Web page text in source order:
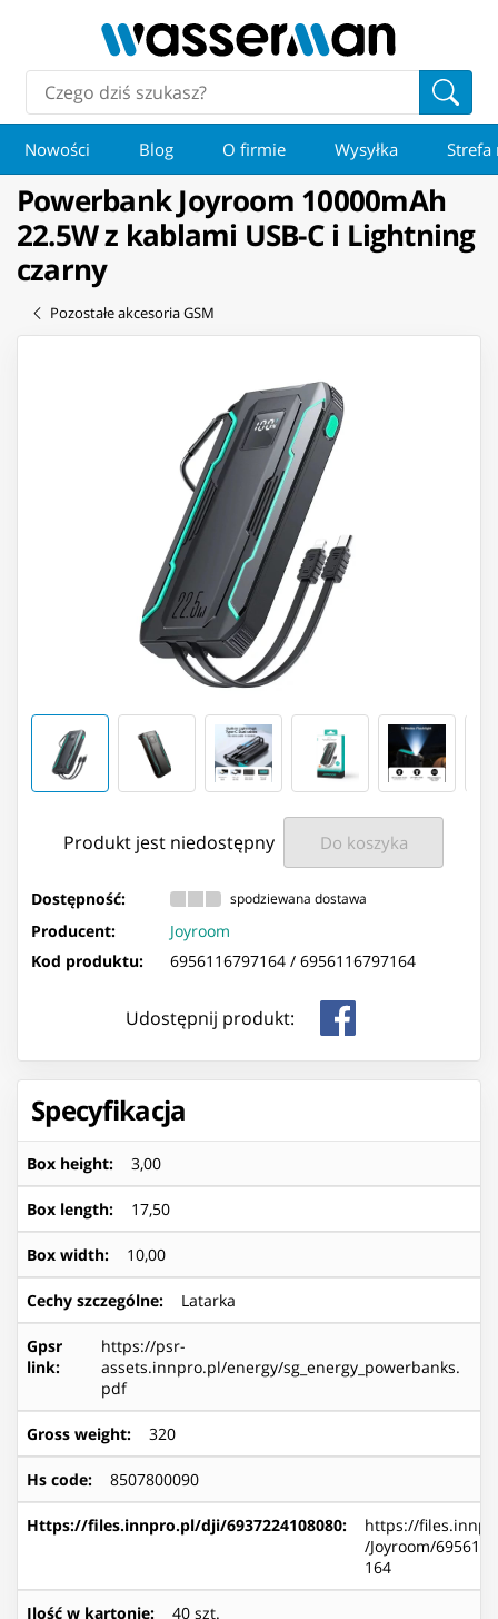
Nowości Blog O firmie Wysyłka Strefa
Powerbank Joyroom 10000mAh
22.5W z kablami USB-C i Lightning
czarny
Pozostałe akcesoria GSM
Produkt jest niedostępny Do koszyka
Dostępność: spodziewana dostawa
Producent:
Joyroom
Kod produktu:
6956116797164 / 6956116797164
Udostępnij produkt:
Specyfikacja
Box height: 3,00
Box length: 17,50
Box width: 10,00
Cechy szczególne: Latarka
Gpsr
link:
https://psr-
assets.innpro.pl/energy/sg_energy_powerbanks.
pdf
Gross weight: 320
Hs code: 8507800090
Https://files.innpro.pl/dji/6937224108080:
https://
/Joyroom/
164
Ilość w kartonie: 40 szt.